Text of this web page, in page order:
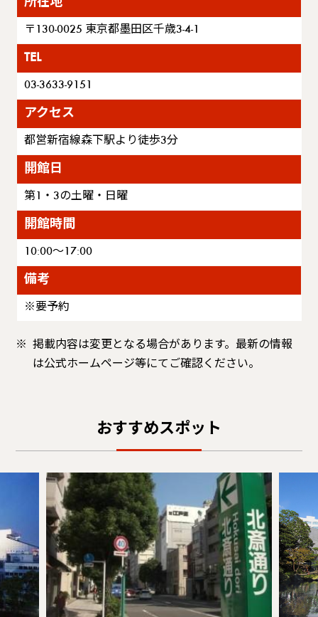
所在地
〒130-0025 東京都墨田区千歳3-4-1
TEL
03-3633-9151
アクセス
都営新宿線森下駅より徒歩3分
開館日
第1・3の土曜・日曜
開館時間
10:00〜17:00
備考
※要予約
掲載内容は変更となる場合があります。最新の情報
は公式ホームページ等にてご確認ください。
おすすめスポット